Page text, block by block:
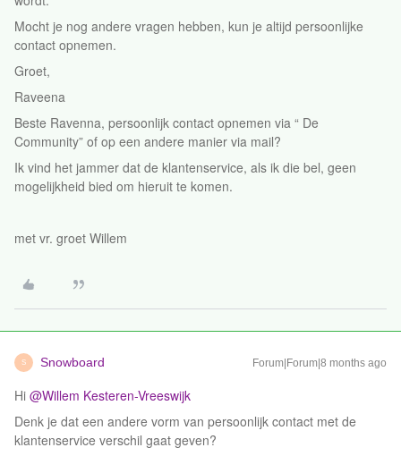
Mocht je nog andere vragen hebben, kun je altijd persoonlijke
contact opnemen.
Groet,
Raveena
Beste Ravenna, persoonlijk contact opnemen via “ De
Community” of op een andere manier via mail?
Ik vind het jammer dat de klantenservice, als ik die bel, geen
mogelijkheid bied om hieruit te komen.
met vr. groet Willem
S Snowboard Forum|Forum|8 months ago
Hi ​ @Willem Kesteren-Vreeswijk
Denk je dat een andere vorm van persoonlijk contact met de
klantenservice verschil gaat geven?